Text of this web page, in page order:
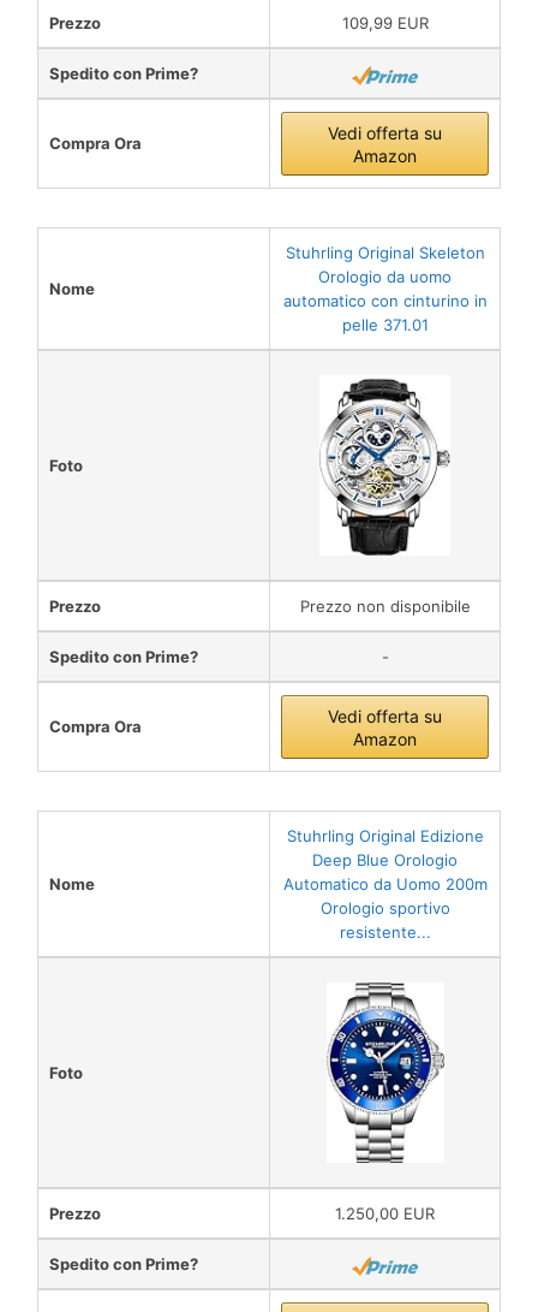
Prezzo 109,99 EUR
Spedito con Prime?
Compra Ora
Vedi offerta su
Amazon
Nome
Stuhrling Original Skeleton
Orologio da uomo
automatico con cinturino in
pelle 371.01
Foto
Prezzo Prezzo non disponibile
Spedito con Prime? -
Compra Ora
Vedi offerta su
Amazon
Nome
Stuhrling Original Edizione
Deep Blue Orologio
Automatico da Uomo 200m
Orologio sportivo
resistente...
Foto
Prezzo 1.250,00 EUR
Spedito con Prime?